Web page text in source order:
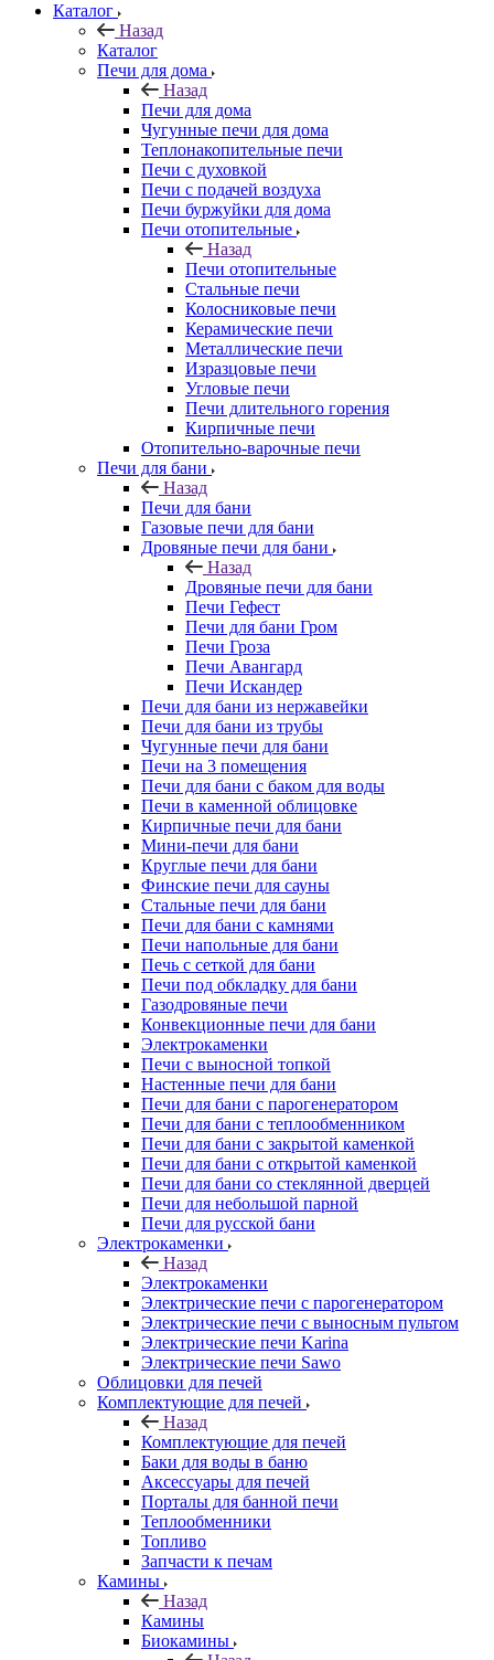
Каталог
Назад
Каталог
Печи для дома
Назад
Печи для дома
Чугунные печи для дома
Теплонакопительные печи
Печи с духовкой
Печи с подачей воздуха
Печи буржуйки для дома
Печи отопительные
Назад
Печи отопительные
Стальные печи
Колосниковые печи
Керамические печи
Металлические печи
Изразцовые печи
Угловые печи
Печи длительного горения
Кирпичные печи
Отопительно-варочные печи
Печи для бани
Назад
Печи для бани
Газовые печи для бани
Дровяные печи для бани
Назад
Дровяные печи для бани
Печи Гефест
Печи для бани Гром
Печи Гроза
Печи Авангард
Печи Искандер
Печи для бани из нержавейки
Печи для бани из трубы
Чугунные печи для бани
Печи на 3 помещения
Печи для бани с баком для воды
Печи в каменной облицовке
Кирпичные печи для бани
Мини-печи для бани
Круглые печи для бани
Финские печи для сауны
Стальные печи для бани
Печи для бани с камнями
Печи напольные для бани
Печь с сеткой для бани
Печи под обкладку для бани
Газодровяные печи
Конвекционные печи для бани
Электрокаменки
Печи с выносной топкой
Настенные печи для бани
Печи для бани с парогенератором
Печи для бани с теплообменником
Печи для бани с закрытой каменкой
Печи для бани с открытой каменкой
Печи для бани со стеклянной дверцей
Печи для небольшой парной
Печи для русской бани
Электрокаменки
Назад
Электрокаменки
Электрические печи с парогенератором
Электрические печи с выносным пультом
Электрические печи Karina
Электрические печи Sawo
Облицовки для печей
Комплектующие для печей
Назад
Комплектующие для печей
Баки для воды в баню
Аксессуары для печей
Порталы для банной печи
Теплообменники
Топливо
Запчасти к печам
Камины
Назад
Камины
Биокамины